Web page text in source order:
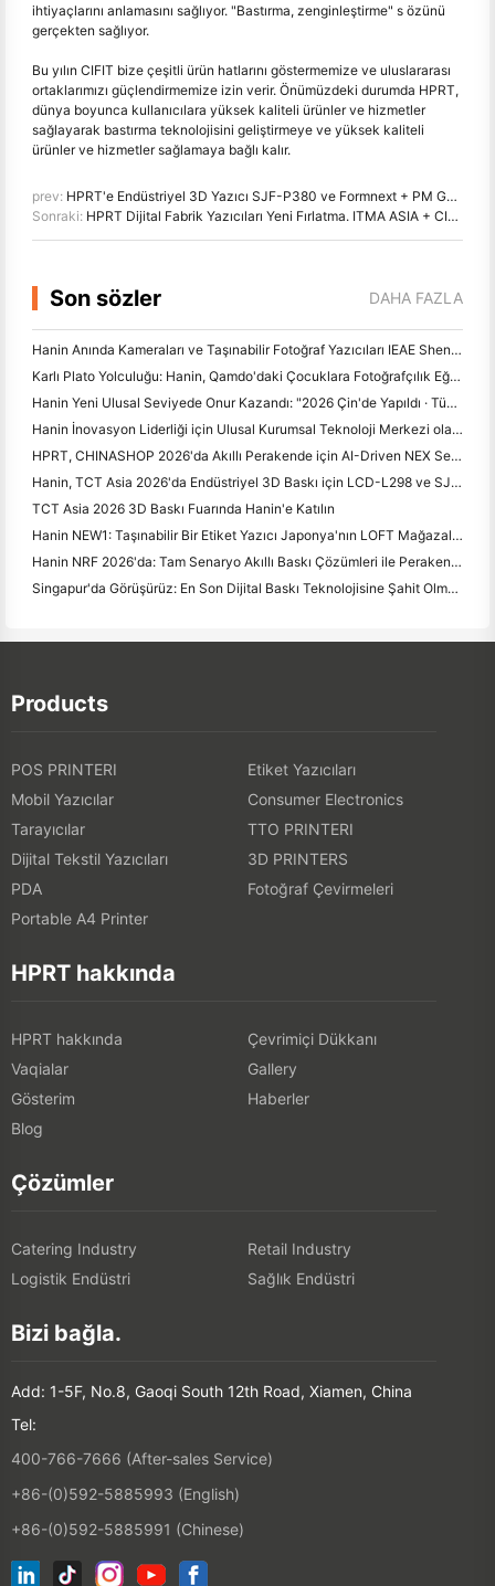
ihtiyaçlarını anlamasını sağlıyor. "Bastırma, zenginleştirme" s özünü
gerçekten sağlıyor.
Bu yılın CIFIT bize çeşitli ürün hatlarını göstermemize ve uluslararası
ortaklarımızı güçlendirmemize izin verir. Önümüzdeki durumda HPRT,
dünya boyunca kullanıcılara yüksek kaliteli ürünler ve hizmetler
sağlayarak bastırma teknolojisini geliştirmeye ve yüksek kaliteli
ürünler ve hizmetler sağlamaya bağlı kalır.
prev: HPRT'e Endüstriyel 3D Yazıcı SJF-P380 ve Formnext + PM Güney Çin 2024'de daha fazla
Sonraki: HPRT Dijital Fabrik Yazıcıları Yeni Fırlatma. ITMA ASIA + CITME 2024'de bize katılın!
Son sözler DAHA FAZLA
Hanin Anında Kameraları ve Taşınabilir Fotoğraf Yazıcıları IEAE Shenzhen 2026'da Güçlü İlgi Çekiyor
Karlı Plato Yolculuğu: Hanin, Qamdo'daki Çocuklara Fotoğrafçılık Eğitimi Programları Alıyor
Hanin Yeni Ulusal Seviyede Onur Kazandı: "2026 Çin'de Yapıldı · Tüketiciler tarafından Güvenilir Marka" olarak adlandırıldı
Hanin İnovasyon Liderliği için Ulusal Kurumsal Teknoloji Merkezi olarak Tanıldı
HPRT, CHINASHOP 2026'da Akıllı Perakende için AI-Driven NEX Serisini Sergiliyor
Hanin, TCT Asia 2026'da Endüstriyel 3D Baskı için LCD-L298 ve SJF Yeniliklerini Tanıtıyor
TCT Asia 2026 3D Baskı Fuarında Hanin'e Katılın
Hanin NEW1: Taşınabilir Bir Etiket Yazıcı Japonya'nın LOFT Mağazalarına Yol Yapıyor
Hanin NRF 2026'da: Tam Senaryo Akıllı Baskı Çözümleri ile Perakende Satışları Güçlendirme
Singapur'da Görüşürüz: En Son Dijital Baskı Teknolojisine Şahit Olmak için ITMA ASIA 2025'te Hanin'e Katılın
Products
POS PRINTERI
Etiket Yazıcıları
Mobil Yazıcılar
Consumer Electronics
Tarayıcılar
TTO PRINTERI
Dijital Tekstil Yazıcıları
3D PRINTERS
PDA
Fotoğraf Çevirmeleri
Portable A4 Printer
HPRT hakkında
HPRT hakkında
Çevrimiçi Dükkanı
Vaqialar
Gallery
Gösterim
Haberler
Blog
Çözümler
Catering Industry
Retail Industry
Logistik Endüstri
Sağlık Endüstri
Bizi bağla.
Add: 1-5F, No.8, Gaoqi South 12th Road, Xiamen, China
Tel:
400-766-7666 (After-sales Service)
+86-(0)592-5885993 (English)
+86-(0)592-5885991 (Chinese)